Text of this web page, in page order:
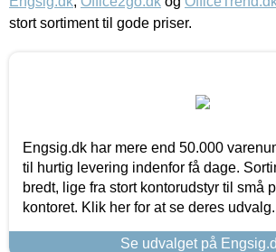
stort sortiment til gode priser.
Engsig.dk har mere end 50.000
til hurtig levering indenfor få dage.
bredt, lige fra stort kontorudstyr til små
kontoret. Klik her for at se deres udvalg.
Se udvalget på